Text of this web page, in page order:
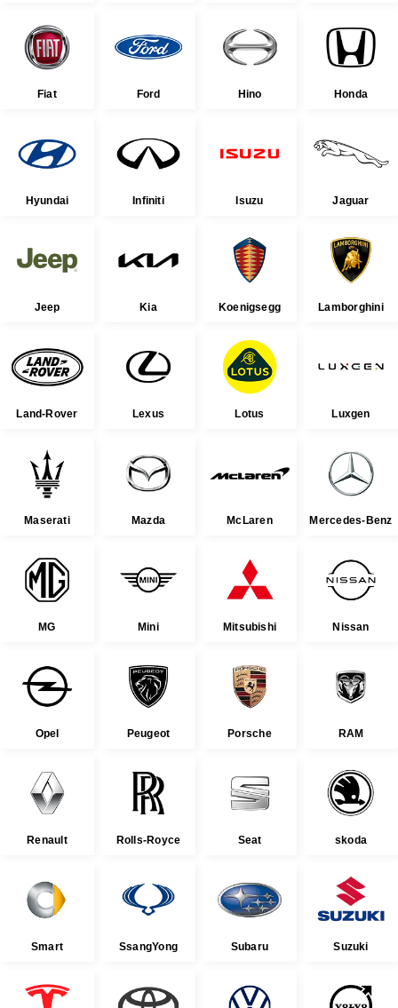
Fiat Ford Hino Honda
Hyundai Infiniti Isuzu Jaguar
Jeep Kia Koenigsegg Lamborghini
Land-Rover Lexus Lotus Luxgen
Maserati Mazda McLaren Mercedes-Benz
MG Mini Mitsubishi Nissan
Opel Peugeot Porsche RAM
Renault Rolls-Royce Seat skoda
Smart SsangYong Subaru Suzuki